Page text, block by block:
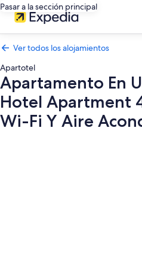
Pasar a la sección principal
Ver todos los alojamientos
Apartotel
Apartamento En
Hotel Apartment
Wi-Fi Y Aire